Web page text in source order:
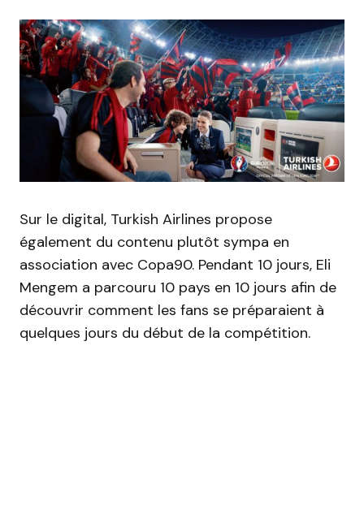
Sur le digital, Turkish Airlines propose
également du contenu plutôt sympa en
association avec Copa90. Pendant 10 jours, Eli
Mengem a parcouru 10 pays en 10 jours afin de
découvrir comment les fans se préparaient à
quelques jours du début de la compétition.